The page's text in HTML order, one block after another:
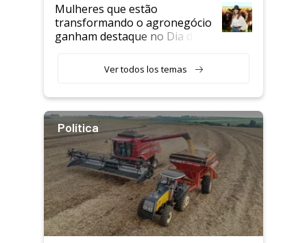
Mulheres que estão
transformando o agronegócio
ganham destaque no Dia do
Ver todos los temas
Política